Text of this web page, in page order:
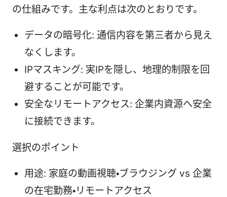
の仕組みです。主な利点は次のとおりです。
データの暗号化: 通信内容を第三者から見え
なくします。
IPマスキング: 実IPを隠し、地理的制限を回
避することが可能です。
安全なリモートアクセス: 企業内資源へ安全
に接続できます。
選択のポイント
用途: 家庭の動画視聴・ブラウジング vs 企業
の在宅勤務・リモートアクセス